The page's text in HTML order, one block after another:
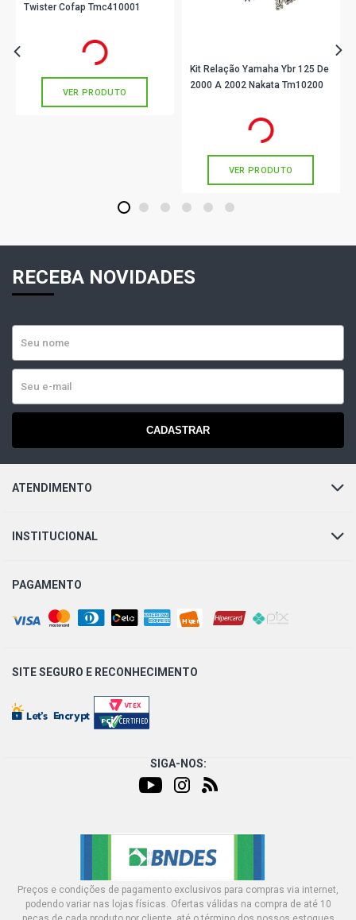
Twister Cofap Tmc410001
em até 5x de
VER PRODUTO
Kit Relação Yamaha Ybr 125 De
2000 A 2002 Nakata Tm10200
em até 2x de
VER PRODUTO
1 2 3 4 5 6
RECEBA NOVIDADES
CADASTRAR
ATENDIMENTO
INSTITUCIONAL
PAGAMENTO
SITE SEGURO E RECONHECIMENTO
SIGA-NOS:
Preços e condições de pagamento exclusivos para compras via internet,
podendo variar nas lojas físicas. Ofertas válidas na compra de até 10